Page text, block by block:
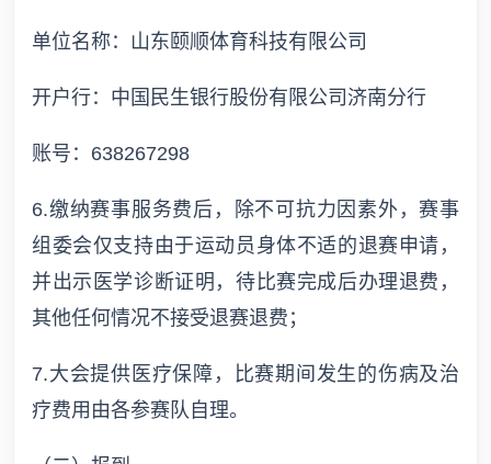
单位名称：山东颐顺体育科技有限公司
开户行：中国民生银行股份有限公司济南分行
账号：638267298
6.缴纳赛事服务费后，除不可抗力因素外，赛事
组委会仅支持由于运动员身体不适的退赛申请，
并出示医学诊断证明，待比赛完成后办理退费，
其他任何情况不接受退赛退费；
7.大会提供医疗保障，比赛期间发生的伤病及治
疗费用由各参赛队自理。